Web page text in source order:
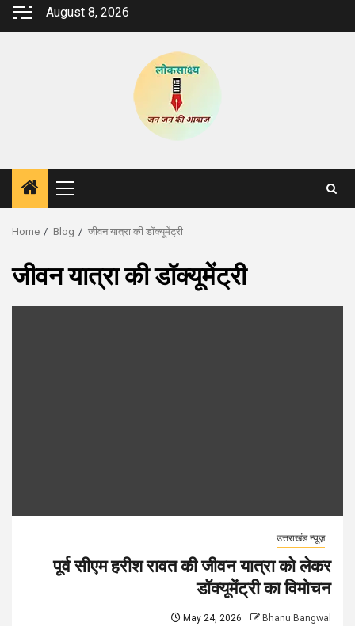
Skip
August 8, 2026
Primary
Menu
Home Blog जीवन यात्रा की डॉक्यूमेंट्री
जीवन यात्रा की डॉक्यूमेंट्री
उत्तराखंड न्यूज़
पूर्व सीएम हरीश रावत की जीवन यात्रा को लेकर
डॉक्यूमेंट्री का विमोचन
May 24, 2026 Bhanu Bangwal